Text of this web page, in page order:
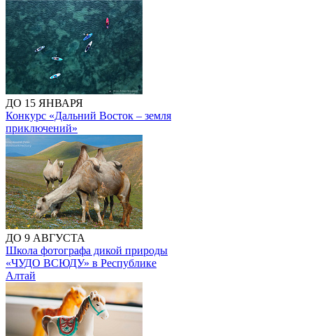
ДО 15 ЯНВАРЯ
Конкурс «Дальний Восток – земля
приключений»
ДО 9 АВГУСТА
Школа фотографа дикой природы
«ЧУДО ВСЮДУ» в Республике
Алтай